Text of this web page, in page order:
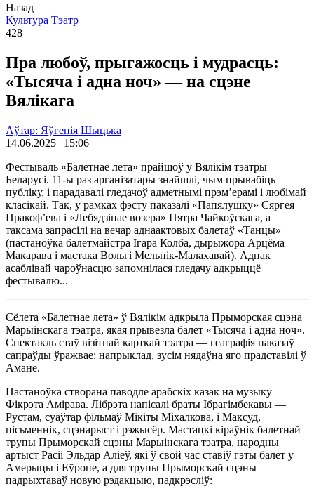
Назад
Культура Тэатр
428
Пра любоў, прыгажосць і мудрасць:
«Тысяча і адна ноч» — на сцэне
Вялікага
Аўтар: Яўгенія Шыцька
14.06.2025 | 15:06
Фестываль «Балетнае лета» прайшоў у Вялікім тэатры
Беларусі. 11-ы раз арганізатары знайшлі, чым прывабіць
публіку, і парадавалі гледачоў адметнымі прэм’ерамі і любімай
класікай. Так, у рамках фэсту паказалі «Папялушку» Сяргея
Пракоф’ева і «Лебядзінае возера» Пятра Чайкоўскага, а
таксама запрасілі на вечар аднаактовых балетаў «Танцы»
(пастаноўка балетмайстра Ігара Колба, дырыжора Арцёма
Макарава і мастака Вольгі Мельнік-Малахавай). Аднак
асаблівай чароўнасцю запомнілася гледачу адкрыццё
фестывалю...
Сёлета «Балетнае лета» ў Вялікім адкрыла Прыморская сцэна
Марыінскага тэатра, якая прывезла балет «Тысяча і адна ноч».
Спектакль стаў візітнай карткай тэатра — геаграфія паказаў
сапраўды ўражвае: напрыклад, зусім нядаўна яго прадставілі ў
Амане.
Пастаноўка створана паводле арабскіх казак на музыку
Фікрэта Амірава. Лібрэта напісалі браты Ібрагімбекавы —
Рустам, суаўтар фільмаў Мікіты Міхалкова, і Максуд,
пісьменнік, сцэнарыст і рэжысёр. Мастацкі кіраўнік балетнай
трупы Прыморскай сцэны Марыінскага тэатра, народны
артыст Расіі Эльдар Аліеў, які ў свой час ставіў гэты балет у
Амерыцы і Еўропе, а для трупы Прыморскай сцэны
падрыхтаваў новую рэдакцыю, падкрэсліў: